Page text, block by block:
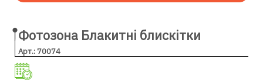
Фотозона Блакитні блискітки
Арт.: 70074